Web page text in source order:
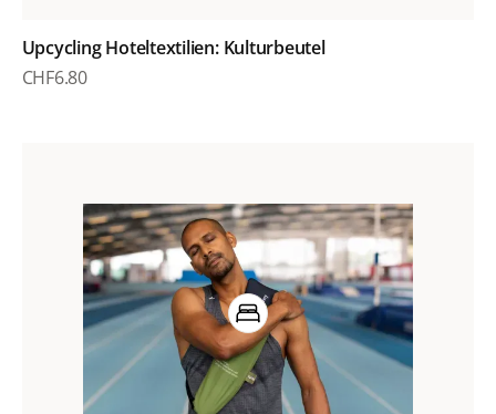
Upcycling Hoteltextilien: Kulturbeutel
CHF6.80